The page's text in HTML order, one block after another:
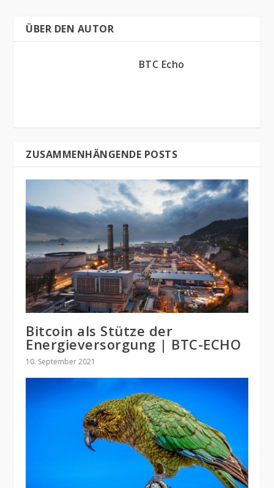
ÜBER DEN AUTOR
BTC Echo
ZUSAMMENHÄNGENDE POSTS
Bitcoin als Stütze der
Energieversorgung | BTC-ECHO
10. September 2021